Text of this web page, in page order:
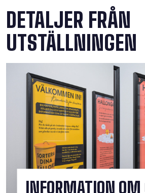
DETALJER FRÅN
UTSTÄLLNINGEN
INFORMATION OM